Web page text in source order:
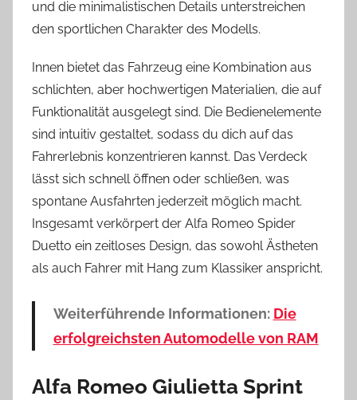
und die minimalistischen Details unterstreichen
den sportlichen Charakter des Modells.
Innen bietet das Fahrzeug eine Kombination aus
schlichten, aber hochwertigen Materialien, die auf
Funktionalität ausgelegt sind. Die Bedienelemente
sind intuitiv gestaltet, sodass du dich auf das
Fahrerlebnis konzentrieren kannst. Das Verdeck
lässt sich schnell öffnen oder schließen, was
spontane Ausfahrten jederzeit möglich macht.
Insgesamt verkörpert der Alfa Romeo Spider
Duetto ein zeitloses Design, das sowohl Ästheten
als auch Fahrer mit Hang zum Klassiker anspricht.
Weiterführende Informationen: Die
erfolgreichsten Automodelle von RAM
Alfa Romeo Giulietta Sprint